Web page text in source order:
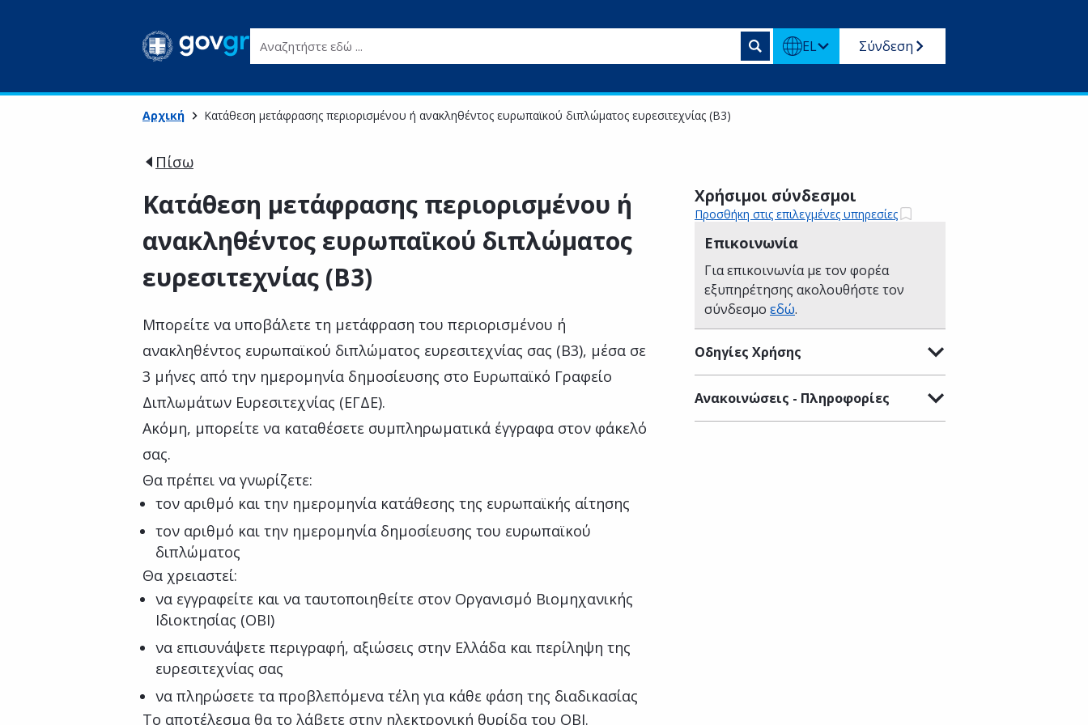
Αναζητήστε εδώ ... EL Σύνδεση
Αρχική Κατάθεση μετάφρασης περιορισμένου ή ανακληθέντος ευρωπαϊκού διπλώματος ευρεσιτεχνίας (Β3)
Πίσω
Κατάθεση μετάφρασης περιορισμένου ή
ανακληθέντος ευρωπαϊκού διπλώματος
ευρεσιτεχνίας (Β3)
Μπορείτε να υποβάλετε τη μετάφραση του περιορισμένου ή
ανακληθέντος ευρωπαϊκού διπλώματος ευρεσιτεχνίας σας (Β3), μέσα σε
3 μήνες από την ημερομηνία δημοσίευσης στο Ευρωπαϊκό Γραφείο
Διπλωμάτων Ευρεσιτεχνίας (ΕΓΔΕ).
Ακόμη, μπορείτε να καταθέσετε συμπληρωματικά έγγραφα στον φάκελό
σας.
Θα πρέπει να γνωρίζετε:
τον αριθμό και την ημερομηνία κατάθεσης της ευρωπαϊκής αίτησης
τον αριθμό και την ημερομηνία δημοσίευσης του ευρωπαϊκού
διπλώματος
Θα χρειαστεί:
να εγγραφείτε και να ταυτοποιηθείτε στον Οργανισμό Βιομηχανικής
Ιδιοκτησίας (ΟΒΙ)
να επισυνάψετε περιγραφή, αξιώσεις στην Ελλάδα και περίληψη της
ευρεσιτεχνίας σας
να πληρώσετε τα προβλεπόμενα τέλη για κάθε φάση της διαδικασίας
Το αποτέλεσμα θα το λάβετε στην ηλεκτρονική θυρίδα του ΟΒΙ.
Χρήσιμοι σύνδεσμοι
Προσθήκη στις επιλεγμένες υπηρεσίες
Επικοινωνία
Για επικοινωνία με τον φορέα
εξυπηρέτησης ακολουθήστε τον
σύνδεσμο εδώ.
Οδηγίες Χρήσης
Ανακοινώσεις - Πληροφορίες